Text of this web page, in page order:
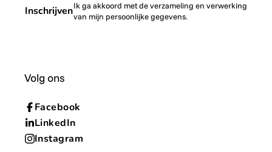
InschrijvenIk ga akkoord met de verzameling en verwerking
van mijn persoonlijke gegevens.
Volg ons
Facebook
LinkedIn
Instagram